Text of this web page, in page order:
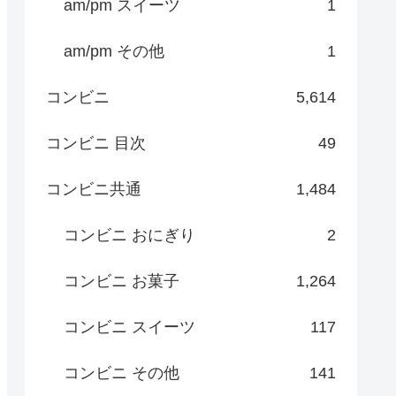
am/pm スイーツ 1
am/pm その他 1
コンビニ 5,614
コンビニ 目次 49
コンビニ共通 1,484
コンビニ おにぎり 2
コンビニ お菓子 1,264
コンビニ スイーツ 117
コンビニ その他 141